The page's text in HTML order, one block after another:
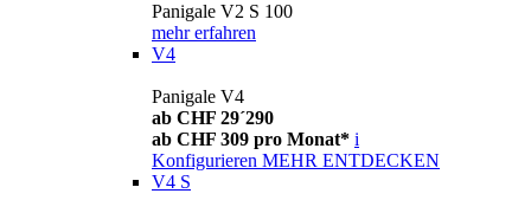
Panigale V2 S 100
mehr erfahren
V4
Panigale V4
ab CHF 29´290
ab CHF 309 pro Monat* i
Konfigurieren MEHR ENTDECKEN
V4 S